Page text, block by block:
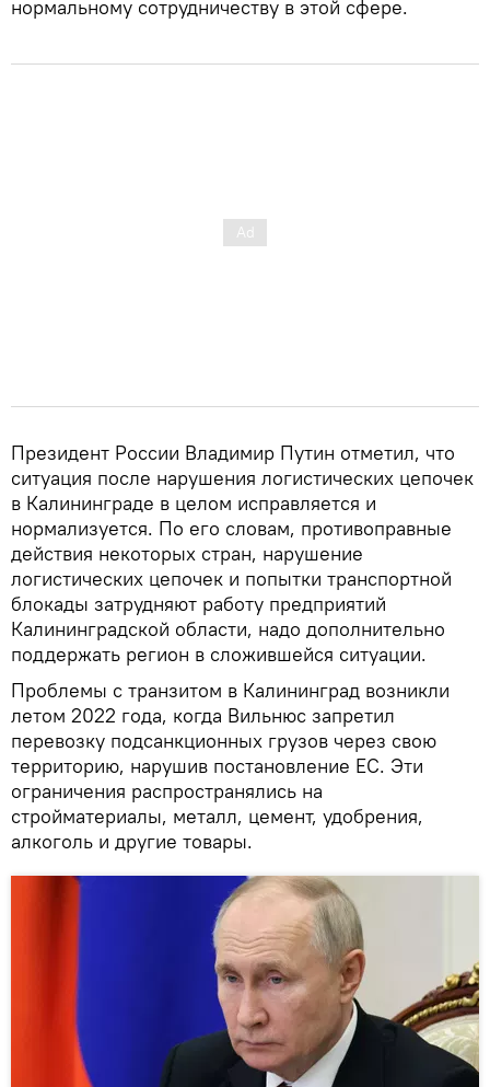
нормальному сотрудничеству в этой сфере.
Президент России Владимир Путин отметил, что
ситуация после нарушения логистических цепочек
в Калининграде в целом исправляется и
нормализуется. По его словам, противоправные
действия некоторых стран, нарушение
логистических цепочек и попытки транспортной
блокады затрудняют работу предприятий
Калининградской области, надо дополнительно
поддержать регион в сложившейся ситуации.
Проблемы с транзитом в Калининград возникли
летом 2022 года, когда Вильнюс запретил
перевозку подсанкционных грузов через свою
территорию, нарушив постановление ЕС. Эти
ограничения распространялись на
стройматериалы, металл, цемент, удобрения,
алкоголь и другие товары.